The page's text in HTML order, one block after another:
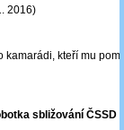
2016)
kamarádi, kteří mu
sbližování ČSSD